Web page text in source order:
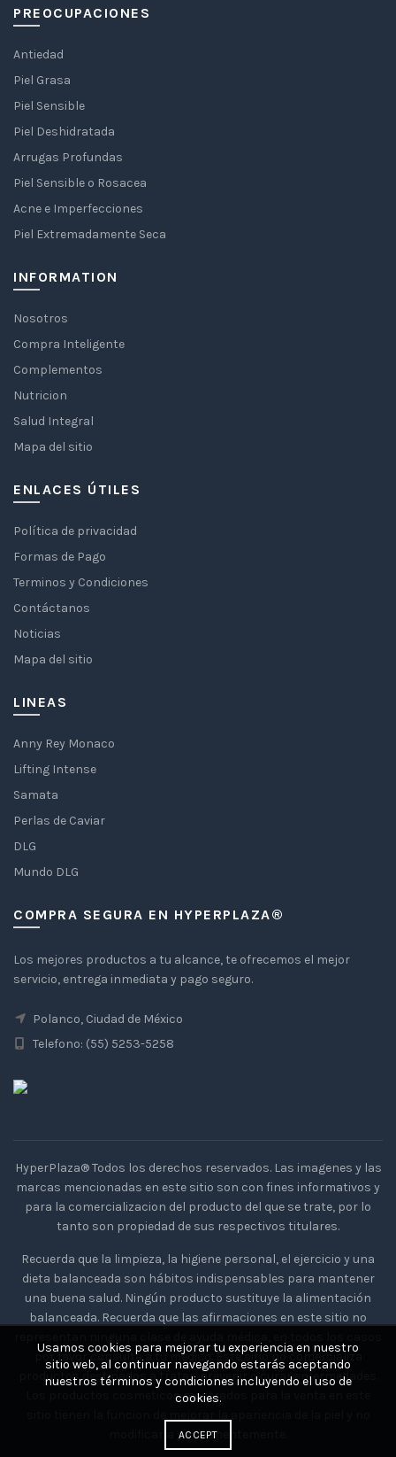
PREOCUPACIONES
Antiedad
Piel Grasa
Piel Sensible
Piel Deshidratada
Arrugas Profundas
Piel Sensible o Rosacea
Acne e Imperfecciones
Piel Extremadamente Seca
INFORMATION
Nosotros
Compra Inteligente
Complementos
Nutricion
Salud Integral
Mapa del sitio
ENLACES ÚTILES
Política de privacidad
Formas de Pago
Terminos y Condiciones
Contáctanos
Noticias
Mapa del sitio
LINEAS
Anny Rey Monaco
Lifting Intense
Samata
Perlas de Caviar
DLG
Mundo DLG
COMPRA SEGURA EN HYPERPLAZA®
Los mejores productos a tu alcance, te ofrecemos el mejor
servicio, entrega inmediata y pago seguro.
Polanco, Ciudad de México
Telefono: (55) 5253-5258
HyperPlaza® Todos los derechos reservados. Las imagenes y las
marcas mencionadas en este sitio son con fines informativos y
para la comercializacion del producto del que se trate, por lo
tanto son propiedad de sus respectivos titulares.
Recuerda que la limpieza, la higiene personal, el ejercicio y una
dieta balanceada son hábitos indispensables para mantener
una buena salud. Ningún producto sustituye la alimentación
balanceada. Recuerda que las afirmaciones en este sitio no
por favor consulta a tu medico. Este sitio no comercializa
productos destinados a tratar, prevenir o curar enfermedades.
Los productos cosmeticos mostrados para la venta en este
modificarla permanentemente.
Usamos cookies para mejorar tu experiencia en nuestro
sitio web, al continuar navegando estarás aceptando
nuestros términos y condiciones incluyendo el uso de
cookies.
ACCEPT